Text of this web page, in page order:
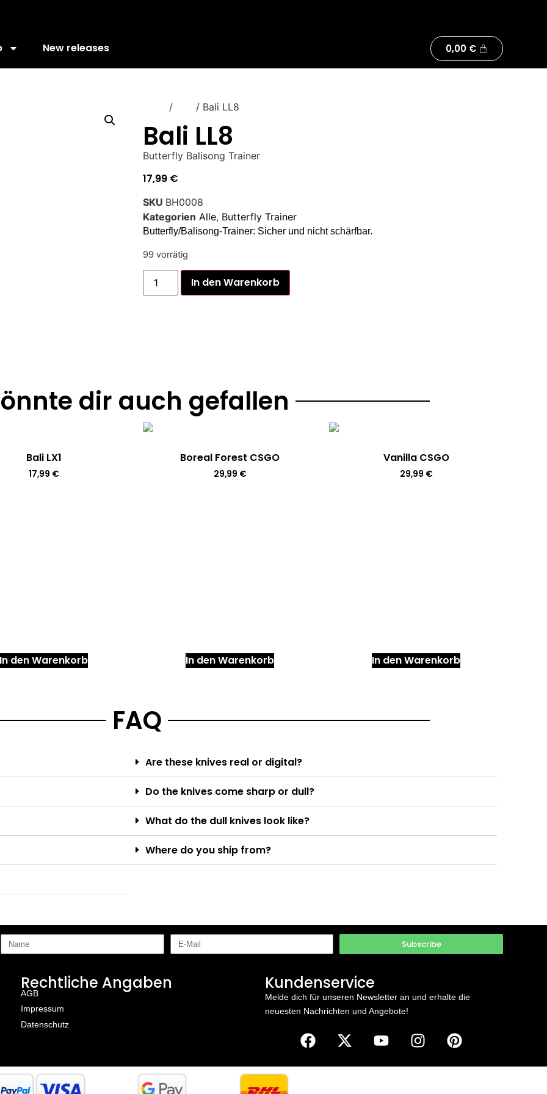
New releases 0,00 €
/ / Bali LL8
Bali LL8
Butterfly Balisong Trainer
17,99 €
SKU BH0008
Kategorien Alle, Butterfly Trainer
Butterfly/Balisong-Trainer: Sicher und nicht schärfbar.
99 vorrätig
In den Warenkorb
dir auch gefallen
Bali LX1
17,99 €
In den Warenkorb
Boreal Forest CSGO
29,99 €
In den Warenkorb
Vanilla CSGO
29,99 €
In den Warenkorb
FAQ
Are these knives real or digital?
Do the knives come sharp or dull?
What do the dull knives look like?
Where do you ship from?
Subscribe
Rechtliche Angaben
AGB
Impressum
Datenschutz
Kundenservice
Melde dich für unseren Newsletter an und erhalte die
neuesten Nachrichten und Angebote!